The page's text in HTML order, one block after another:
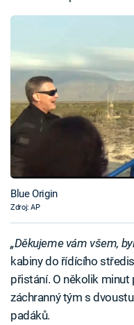
Blue Origin
Zdroj: AP
„Děkujeme vám všem,
kabiny do řídícího
přistání. O několik
záchranný tým s
padáků.